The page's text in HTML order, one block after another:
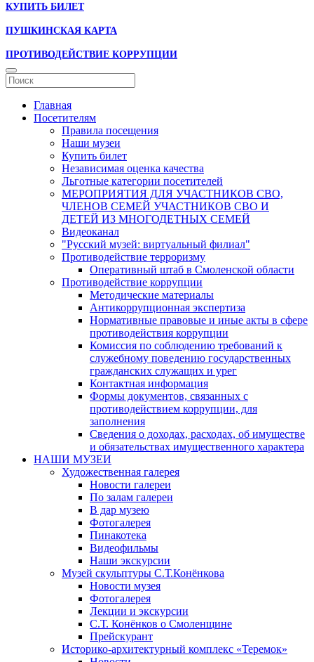
КУПИТЬ БИЛЕТ
ПУШКИНСКАЯ КАРТА
ПРОТИВОДЕЙСТВИЕ КОРРУПЦИИ
Главная
Посетителям
Правила посещения
Наши музеи
Купить билет
Независимая оценка качества
Льготные категории посетителей
МЕРОПРИЯТИЯ ДЛЯ УЧАСТНИКОВ СВО,
ЧЛЕНОВ СЕМЕЙ УЧАСТНИКОВ СВО И
ДЕТЕЙ ИЗ МНОГОДЕТНЫХ СЕМЕЙ
Видеоканал
"Русский музей: виртуальный филиал"
Противодействие терроризму
Оперативный штаб в Смоленской области
Противодействие коррупции
Методические материалы
Антикоррупционная экспертиза
Нормативные правовые и иные акты в сфере
противодействия коррупции
Комиссия по соблюдению требований к
служебному поведению государственных
гражданских служащих и урег
Контактная информация
Формы документов, связанных с
противодействием коррупции, для
заполнения
Сведения о доходах, расходах, об имуществе
и обязательствах имущественного характера
НАШИ МУЗЕИ
Художественная галерея
Новости галереи
По залам галереи
В дар музею
Фотогалерея
Пинакотека
Видеофильмы
Наши экскурсии
Музей скульптуры С.Т.Конёнкова
Новости музея
Фотогалерея
Лекции и экскурсии
С.Т. Конёнков о Смоленщине
Прейскурант
Историко-архитектурный комплекс «Теремок»